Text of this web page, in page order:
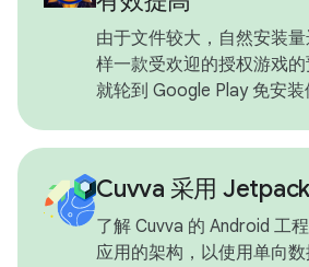
由于文件较大，自然安装
样一款受欢迎的授权游戏
就轮到 Google Play 免安装
Cuvva 采用
了解 Cuvva 的 Android 工
应用的架构，以使用单向